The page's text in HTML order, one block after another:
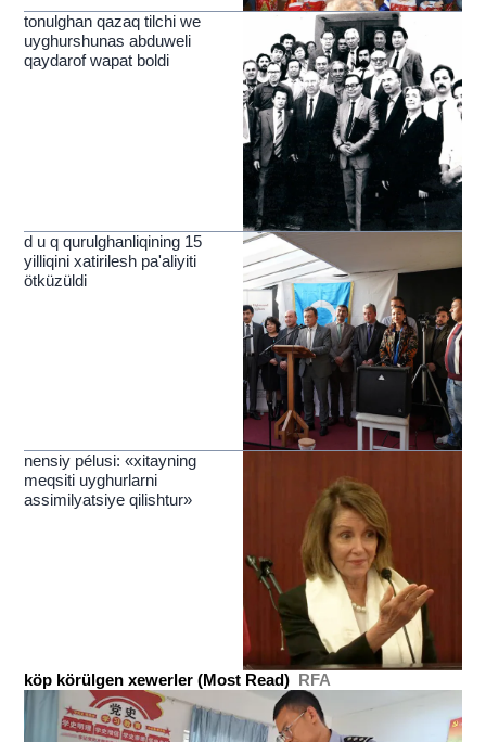
tonulghan qazaq tilchi we
uyghurshunas abduweli
qaydarof wapat boldi
d u q qurulghanliqining 15
yilliqini xatirilesh pa'aliyiti
ötküzüldi
nensiy pélusi: «xitayning
meqsiti uyghurlarni
assimilyatsiye qilishtur»
köp körülgen xewerler (Most Read) RFA